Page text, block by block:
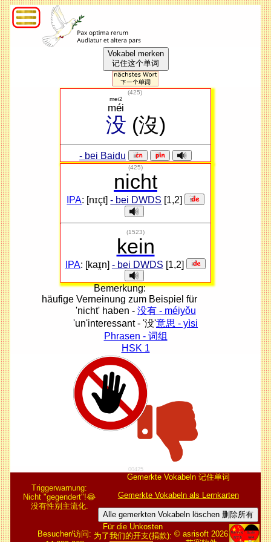
Vokabel merken
记住这个单词
(425)
没
méi
mei2
(沒)
- bei Baidu
(425)
nicht
IPA: [nɪçt] - bei DWDS [1,2]
(1523)
kein
IPA: [kaɪ̯n] - bei DWDS [1,2]
Bemerkung:
häufige Verneinung zum Beispiel für
'nicht' haben - 没有 - méiyǒu
'un'interessant - '没'意思 - yìsi
Phrasen - 词组
HSK 1
00425
Triggerwarnung:
Nicht "gegendert"!😂
没有性别主流化.
Gemerkte Vokabeln 记住单词
Gemerkte Vokabeln als Lernkarten
Alle gemerkten Vokabeln löschen 删除所有
Besucher/访问:
Für die Unkosten
为了我们的开支(捐款): © asrisoft 2026